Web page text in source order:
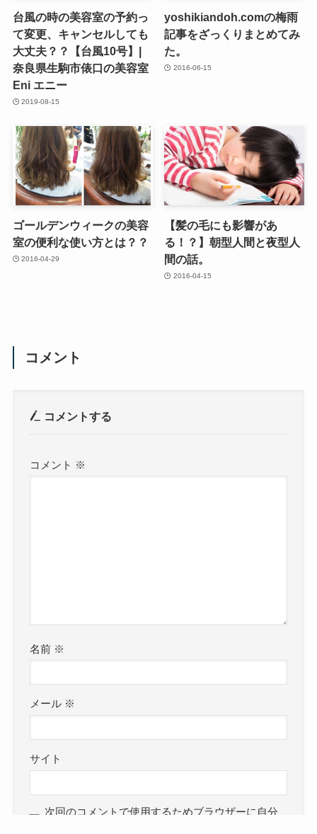
台風の時の美容室の予約っ
て変更、キャンセルしても
大丈夫？？【台風10号】|
奈良県生駒市俵口の美容室
Eni エニー
2019-08-15
yoshikiandoh.comの梅雨
記事をざっくりまとめてみ
た。
2016-06-15
ゴールデンウィークの美容
室の便利な使い方とは？？
2016-04-29
【髪の毛にも影響があ
る！？】朝型人間と夜型人
間の話。
2016-04-15
コメント
コメントする
コメント ※
名前 ※
メール ※
サイト
次回のコメントで使用するためブラウザーに自分